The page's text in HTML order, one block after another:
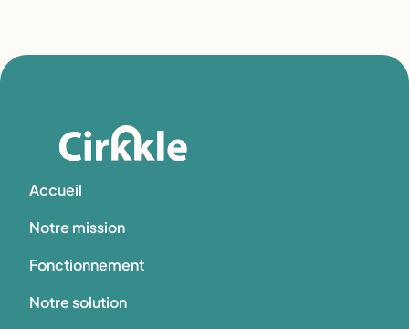
Accueil
Notre mission
Fonctionnement
Notre solution